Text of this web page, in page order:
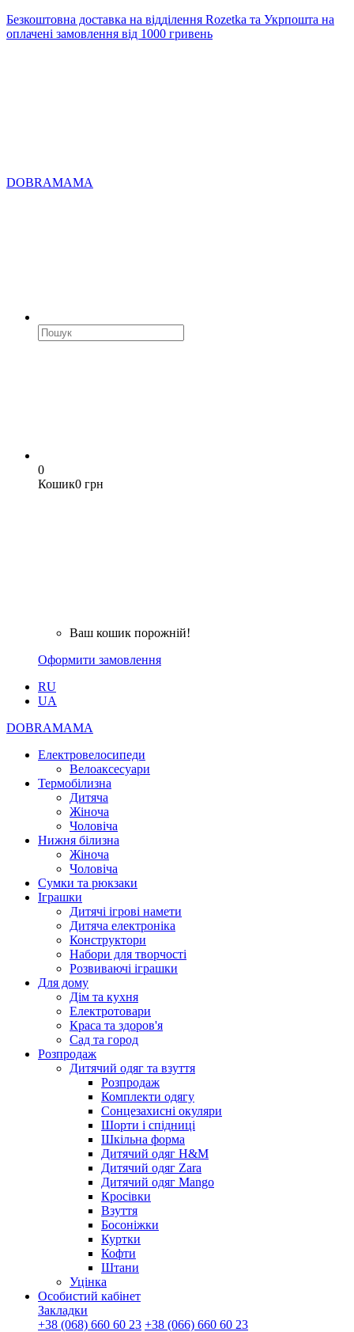
Безкоштовна доставка на відділення Rozetka та Укрпошта на
оплачені замовлення від 1000 гривень
DOBRAMAMA
0
Кошик0 грн
Ваш кошик порожній!
Оформити замовлення
RU
UA
DOBRAMAMA
Електровелосипеди
Велоаксесуари
Термобілизна
Дитяча
Жіноча
Чоловіча
Нижня білизна
Жіноча
Чоловіча
Сумки та рюкзаки
Іграшки
Дитячі ігрові намети
Дитяча електроніка
Конструктори
Набори для творчості
Розвиваючі іграшки
Для дому
Дім та кухня
Електротовари
Краса та здоров'я
Сад та город
Розпродаж
Дитячий одяг та взуття
Розпродаж
Комплекти одягу
Сонцезахисні окуляри
Шорти і спідниці
Шкільна форма
Дитячий одяг H&M
Дитячий одяг Zara
Дитячий одяг Mango
Кросівки
Взуття
Босоніжки
Куртки
Кофти
Штани
Уцінка
Особистий кабінет
Закладки
+38 (068) 660 60 23 +38 (066) 660 60 23